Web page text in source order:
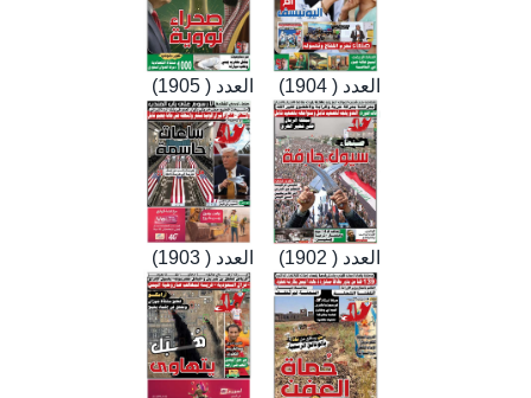
العدد ( 1905) العدد ( 1904)
العدد ( 1903) العدد ( 1902)